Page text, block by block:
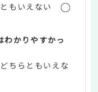
もいえない
わかりやすかっ
どちらともいえな